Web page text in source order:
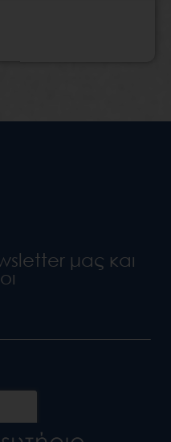
μας και